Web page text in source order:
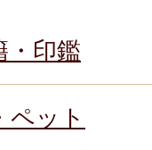
・印鑑
ペット